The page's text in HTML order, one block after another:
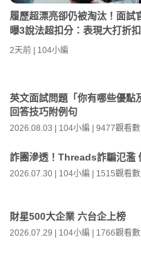
履歷超漂亮卻仍被淘汰！面試
曝3說法超扣分：表現大打折扣
2天前 | 104小編
英文面試問題「你有哪些優點
回答技巧附例句
2026.08.03 | 104小編 | 9477觀看數
詐團滲透！Threads詐騙氾濫
2026.07.30 | 104小編 | 1515觀看數
財星500大企業 六台企上榜
2026.07.29 | 104小編 | 1766觀看數